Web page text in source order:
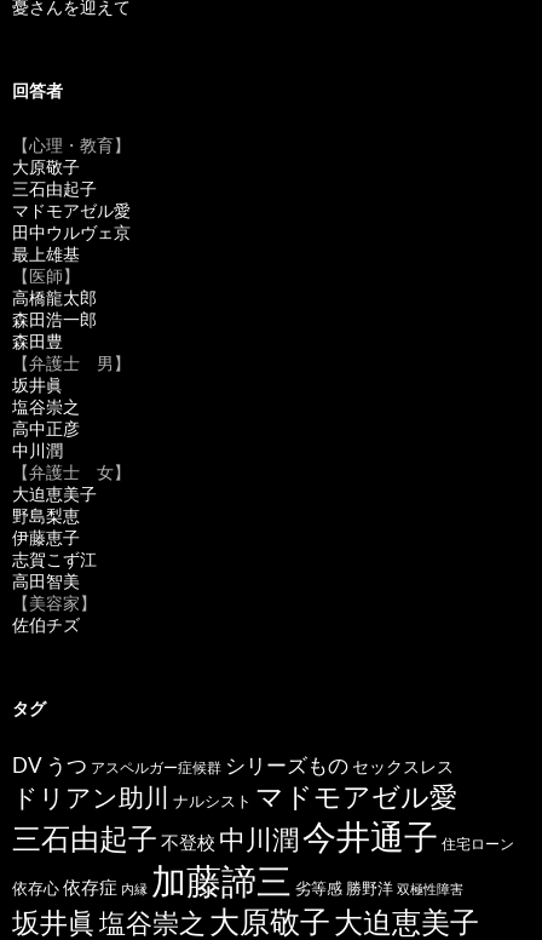
憂さんを迎えて
回答者
【心理・教育】
大原敬子
三石由起子
マドモアゼル愛
田中ウルヴェ京
最上雄基
【医師】
高橋龍太郎
森田浩一郎
森田豊
【弁護士 男】
坂井眞
塩谷崇之
高中正彦
中川潤
【弁護士 女】
大迫恵美子
野島梨恵
伊藤恵子
志賀こず江
高田智美
【美容家】
佐伯チズ
タグ
DV うつ アスペルガー症候群 シリーズもの セックスレス
ドリアン助川 ナルシスト マドモアゼル愛
三石由起子 不登校 中川潤今井通子 住宅ローン
依存心依存症 内縁 加藤諦三 劣等感 勝野洋 双極性障害
坂井眞塩谷崇之 大原敬子大迫恵美子